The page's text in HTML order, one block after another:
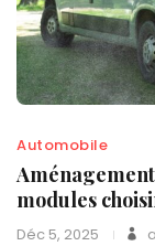
Automobile
modules
Déc 5, 2025